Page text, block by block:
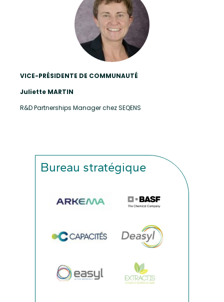
VICE-PRÉSIDENTE DE COMMUNAUTÉ
Juliette MARTIN
R&D Partnerships Manager chez SEQENS
Bureau stratégique